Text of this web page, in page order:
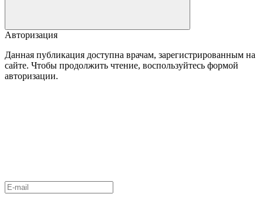
Авторизация
Данная публикация доступна врачам, зарегистрированным на
сайте. Чтобы продолжить чтение, воспользуйтесь формой
авторизации.